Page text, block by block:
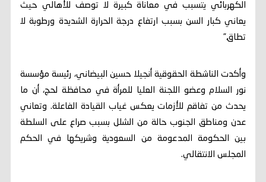
الكهربائي يتسبب في معاناة كبيرة لا توصف للأهالي حيث
يعاني كبار السن بسبب ارتفاع درجة الحرارة الشديدة ورطوبة لا
تطاق.”
وأكدت الناشطة الحقوقية أنجيلا حسين البيضاني، رئيسة مؤسسة
نور السلام وعضو اللجنة العليا للمرأة في محافظة لحج، أن ما
يحدث من تفاقم للأزمات يعكس غياب القيادة الفاعلة. وتعاني
عدن ومناطق الجنوب حالة من الشلل بسبب صراع على السلطة
بين الحكومة المدعومة من السعودية وشريكها في الحكم
المجلس الانتقالي.